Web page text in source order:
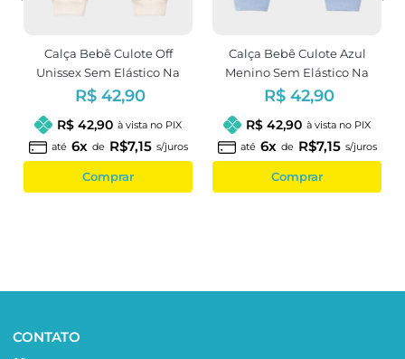
Calça Bebê Culote Off
Unissex Sem Elástico Na
Cintura
R$ 42,90
R$ 42,90 à vista no PIX
até 6x de R$7,15 s/juros
Comprar
Calça Bebê Culote Azul
Menino Sem Elástico Na
Cintura
R$ 42,90
R$ 42,90 à vista no PIX
até 6x de R$7,15 s/juros
Comprar
CONTATO